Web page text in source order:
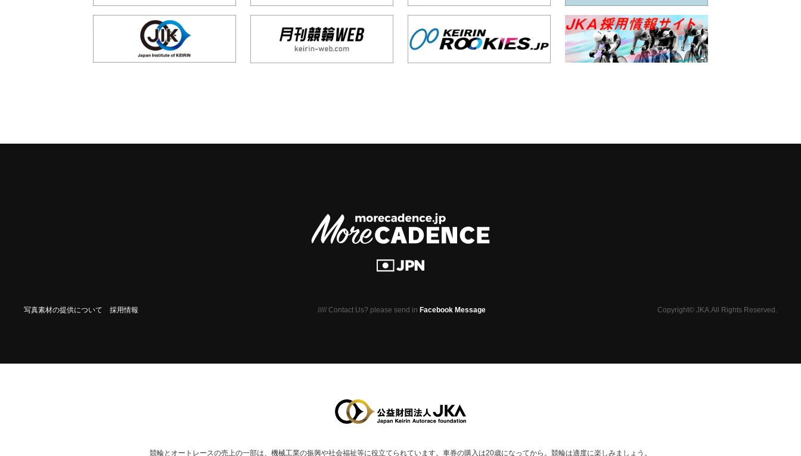
写真素材の提供について 採用情報 ///// Contact Us? please send in Facebook Message Copyright© JKA.All Rights Reserved.
競輪とオートレースの売上の一部は、 機械⼯業の振興や社会福祉等に役⽴てられています。 車券の購入は20歳になってから。競輪は適度に楽しみましょう。